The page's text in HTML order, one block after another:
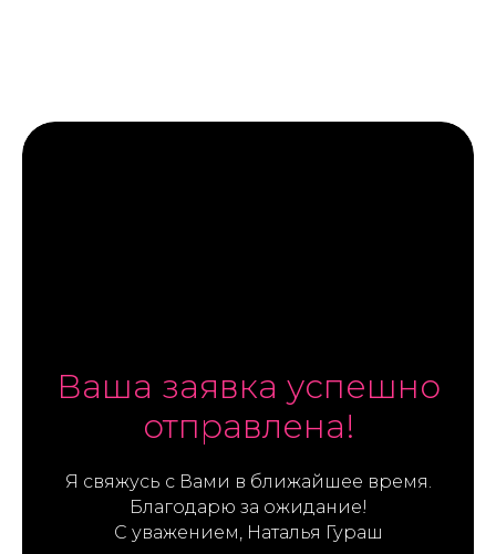
Ваша заявка успешно
отправлена!
Я свяжусь с Вами в ближайшее время.
Благодарю за ожидание!
С уважением, Наталья Гураш